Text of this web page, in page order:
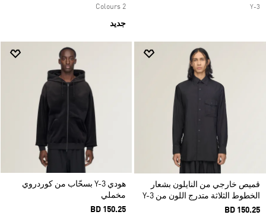
Y-3
2 Colours
جديد
قميص خارجي من النايلون بشعار
الخطوط الثلاثة متدرج اللون من Y-3
BD 150.25
هودي Y-3 بسحّاب من كوردروي
مخملي
BD 150.25